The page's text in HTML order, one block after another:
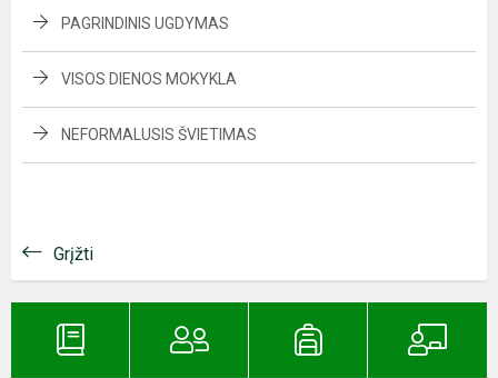
PAGRINDINIS UGDYMAS
VISOS DIENOS MOKYKLA
NEFORMALUSIS ŠVIETIMAS
Grįžti